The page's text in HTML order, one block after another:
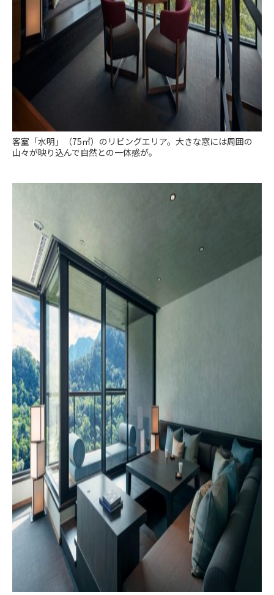
客室「水明」（75㎡）のリビングエリア。大きな窓には周囲の
山々が映り込んで自然との一体感が。